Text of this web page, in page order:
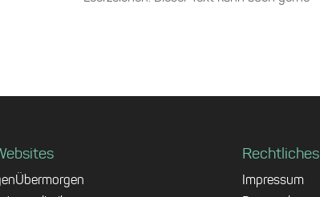
Rechtliches
Impressum